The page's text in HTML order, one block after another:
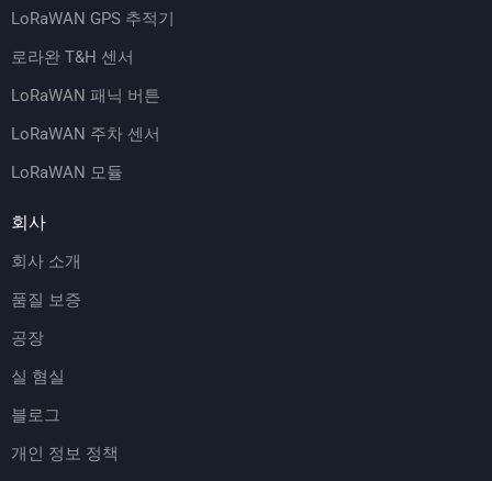
LoRaWAN GPS 추적기
로라완 T&H 센서
LoRaWAN 패닉 버튼
LoRaWAN 주차 센서
LoRaWAN 모듈
회사
회사 소개
품질 보증
공장
실 혐실
블로그
개인 정보 정책